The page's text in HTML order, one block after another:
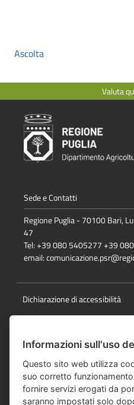
Ascolta
Valuta
Sede e Contatti
Regione Puglia - 70100 Bari,
47
Tel: +39 080 5405277 +39
email:
Dichiarazione di accessibilità
Cookie e privacy
Responsabile della
Mappa del sito
Informazioni sull'uso
Questo sito web utilizza
suo corretto
fornire servizi erogati da
saranno impostati solo